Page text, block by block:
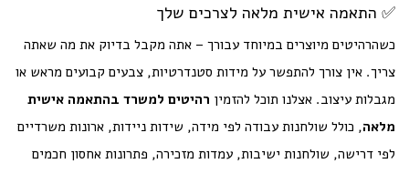
✅ התאמה אישית מלאה לצרכים שלך
כשהרהיטים מיוצרים במיוחד עבורך – אתה מקבל בדיוק את מה שאתה
צריך. אין צורך להתפשר על מידות סטנדרטיות, צבעים קבועים מראש או
מגבלות עיצוב. אצלנו תוכל להזמין רהיטים למשרד בהתאמה אישית
מלאה, כולל שולחנות עבודה לפי מידה, שידות ניידות, ארונות משרדיים
לפי דרישה, שולחנות ישיבות, עמדות מזכירה, פתרונות אחסון חכמים